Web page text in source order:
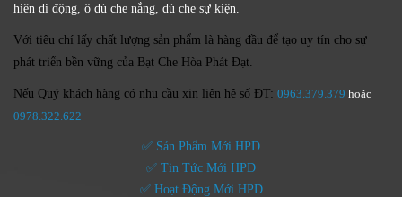
hiên di động, ô dù che nắng, dù che sự kiện.
Với tiêu chí lấy chất lượng sản phẩm là hàng đầu để tạo uy tín cho sự
phát triển bền vững của Bạt Che Hòa Phát Đạt.
Nếu Quý khách hàng có nhu cầu xin liên hệ số ĐT: 0963.379.379 hoặc
0978.322.622
✅ Sản Phẩm Mới HPD
✅ Tin Tức Mới HPD
✅ Hoạt Động Mới HPD